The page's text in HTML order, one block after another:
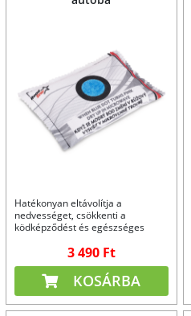
Hatékonyan eltávolítja a
nedvességet, csökkenti a
ködképződést és egészséges
3 490 Ft
KOSÁRBA